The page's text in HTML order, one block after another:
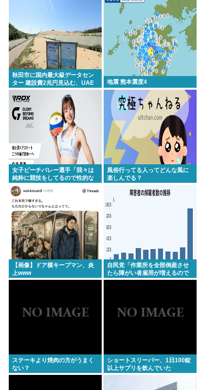
た」ってセリフあるけど、どんな自殺方法だった
Powered by livedoor 相互RSS
秋田市に国内最大級データセン
ター 建設費2兆円見込む、UAE
など投資
地震 熊本震度4
女子ビーチバレー選手「我々は
純粋に競技をしてるので性的な
目で見ないでください」
風俗行ってる人ってどんな風に
楽しんでる？
【画像】ドア横キープマン、炎
上www
自民党「作業所を全部倒産させ
たら障がい者雇用が増えるので
は 」結果ww
ステーキより焼肉の方がうまく
ない？
ショートスリーパー、1日100錠
以上サプリを飲んでいた